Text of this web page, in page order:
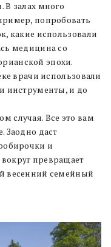
В залах много
попробовать
какие использовали
медицина со
эпохи.
врачи использовали
инструменты, и до
случая. Все это вам
Заодно даст
и
превращает
весенний семейный